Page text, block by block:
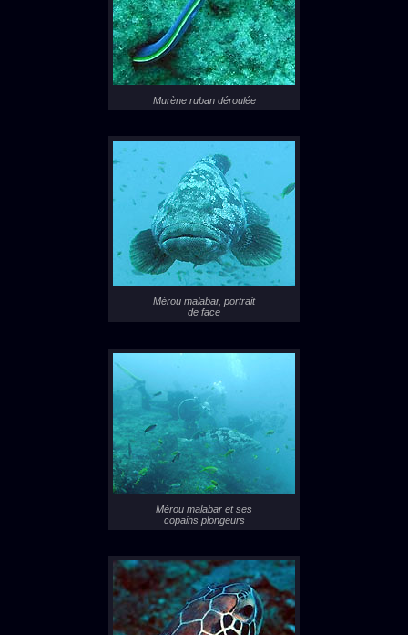
Murène ruban déroulée
Mérou malabar, portrait
de face
Mérou malabar et ses
copains plongeurs